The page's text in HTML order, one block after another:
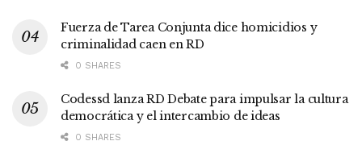
Fuerza de Tarea Conjunta dice homicidios y
criminalidad caen en RD
0 SHARES
Codessd lanza RD Debate para impulsar la cultura
democrática y el intercambio de ideas
0 SHARES